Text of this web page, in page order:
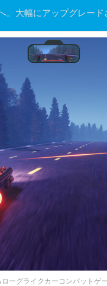
大幅にアップグレード
ーグライクカーコンバットゲ